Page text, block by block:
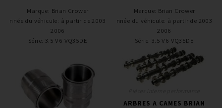
Marque: Brian Crower
Année du véhicule: à partir de 2003 -
2006
Série: 3.5 V6 VQ35DE
Marque: Brian Crower
Année du véhicule: à partir de 2003 -
2006
Série: 3.5 V6 VQ35DE
ARBRES A CAMES BRIAN